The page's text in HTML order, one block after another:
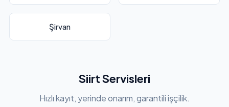
Şirvan
Siirt Servisleri
Hızlı kayıt, yerinde onarım, garantili işçilik.